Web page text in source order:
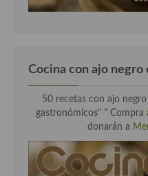
Cocina con ajo negro
50 recetas con ajo
gastronómicos" " Compra
donarán a